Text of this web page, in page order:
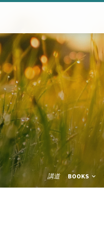
講道 BOOKS